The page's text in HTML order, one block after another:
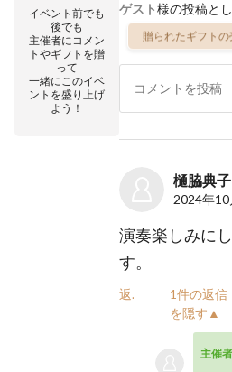
イベント前でも
後でも
主催者にコメン
トやギフトを贈
って
一緒にこのイベ
ントを盛り上げ
よう！
ゲスト様の投稿と
贈られたギフト
樋脇典子
2024年
演奏楽しみに
す。
返信
1件の返信
を隠す▲
主催者